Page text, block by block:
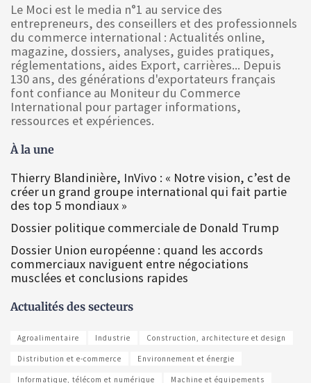
Le Moci est le media n°1 au service des
entrepreneurs, des conseillers et des professionnels
du commerce international : Actualités online,
magazine, dossiers, analyses, guides pratiques,
réglementations, aides Export, carrières... Depuis
130 ans, des générations d'exportateurs français
font confiance au Moniteur du Commerce
International pour partager informations,
ressources et expériences.
À la une
Thierry Blandinière, InVivo : « Notre vision, c’est de
créer un grand groupe international qui fait partie
des top 5 mondiaux »
Dossier politique commerciale de Donald Trump
Dossier Union européenne : quand les accords
commerciaux naviguent entre négociations
musclées et conclusions rapides
Actualités des secteurs
Agroalimentaire Industrie Construction, architecture et design
Distribution et e-commerce Environnement et énergie
Informatique, télécom et numérique Machine et équipements